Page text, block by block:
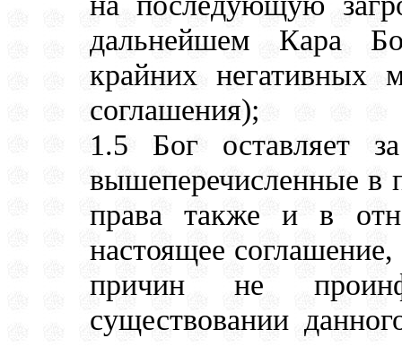
дальнейшем Кара
крайних негативных
соглашения);
1.5 Бог оставляет
вышеперечисленные в
права также и в
настоящее
причин не
существовании